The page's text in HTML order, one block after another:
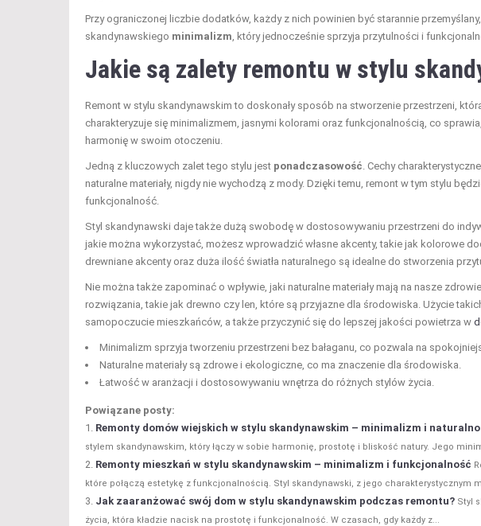
Przy ograniczonej liczbie dodatków, każdy z nich powinien być starannie
skandynawskiego minimalizm , który jednocześnie sprzyja przytulności i
Jakie są zalety remontu w stylu
Remont w stylu skandynawskim to doskonały sposób na stworzenie przestrzeni,
charakteryzuje się minimalizmem, jasnymi kolorami oraz funkcjonalnością, co
harmonię w swoim otoczeniu.
Jedną z kluczowych zalet tego stylu jest ponadczasowość . Cechy
naturalne materiały, nigdy nie wychodzą z mody. Dzięki temu, remont w tym stylu
funkcjonalność.
Styl skandynawski daje także dużą swobodę w dostosowywaniu przestrzeni do
jakie można wykorzystać, możesz wprowadzić własne akcenty, takie jak kolorowe
drewniane akcenty oraz duża ilość światła naturalnego są idealne do stworzenia
Nie można także zapominać o wpływie, jaki naturalne materiały mają na nasze
rozwiązania, takie jak drewno czy len, które są przyjazne dla środowiska. Użycie
samopoczucie mieszkańców, a także przyczynić się do lepszej jakości powietrza w
Minimalizm sprzyja tworzeniu przestrzeni bez bałaganu, co pozwala na
Naturalne materiały są zdrowe i ekologiczne, co ma znaczenie dla środowiska.
Łatwość w aranżacji i dostosowywaniu wnętrza do różnych stylów życia.
Powiązane posty:
Remonty domów wiejskich w stylu skandynawskim – minimalizm i
stylem skandynawskim, który łączy w sobie harmonię, prostotę i bliskość natury. Jego
Remonty mieszkań w stylu skandynawskim – minimalizm i funkcjonalność
które połączą estetykę z funkcjonalnością. Styl skandynawski, z jego charakterystycznym
Jak zaaranżować swój dom w stylu skandynawskim podczas remontu? Styl
życia, która kładzie nacisk na prostotę i funkcjonalność. W czasach, gdy każdy z...